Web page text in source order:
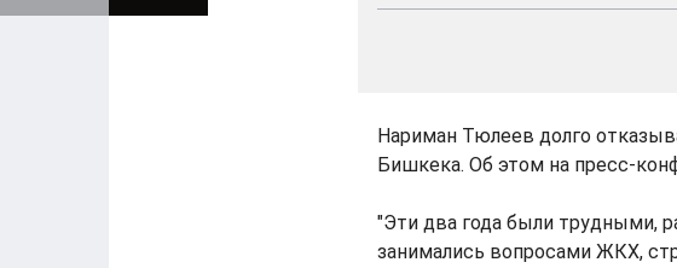
Нариман Тюлеев долго
Бишкека. Об этом на пресс-
"Эти два года были трудными,
занимались вопросами ЖКХ,